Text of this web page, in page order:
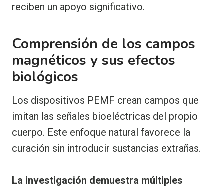
reciben un apoyo significativo.
Comprensión de los campos
magnéticos y sus efectos
biológicos
Los dispositivos PEMF crean campos que
imitan las señales bioeléctricas del propio
cuerpo. Este enfoque natural favorece la
curación sin introducir sustancias extrañas.
La investigación demuestra múltiples